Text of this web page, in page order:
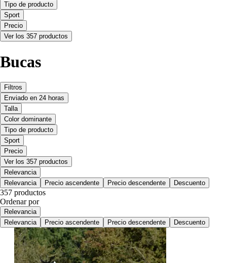
Tipo de producto
Sport
Precio
Ver los 357 productos
Bucas
Filtros
Enviado en 24 horas
Talla
Color dominante
Tipo de producto
Sport
Precio
Ver los 357 productos
Relevancia
Relevancia
Precio ascendente Precio descendente Descuento
357 productos
Ordenar por
Relevancia
Relevancia
Precio ascendente Precio descendente Descuento